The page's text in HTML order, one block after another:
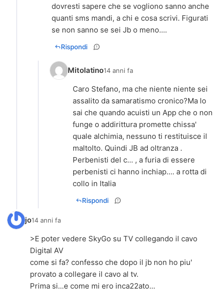
dovresti sapere che se vogliono sanno anche
quanti sms mandi, a chi e cosa scrivi. Figurati
se non sanno se sei Jb o meno....
Rispondi
Mitolatino14 anni fa
Caro Stefano, ma che niente niente sei
assalito da samaratismo cronico?Ma lo
sai che quando acuisti un App che o non
funge o addirittura promette chissa'
quale alchimia, nessuno ti restituisce il
maltolto. Quindi JB ad oltranza .
Perbenisti del c... , a furia di essere
perbenisti ci hanno inchiap.... a rotta di
collo in Italia
Rispondi
jo14 anni fa
>E poter vedere SkyGo su TV collegando il cavo
Digital AV
come si fa? confesso che dopo il jb non ho piu'
provato a collegare il cavo al tv.
Prima si...e come mi ero inca22ato...